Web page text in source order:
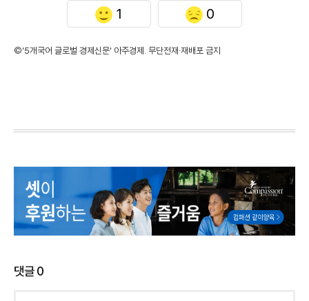
1 0
©'5개국어 글로벌 경제신문' 아주경제. 무단전재·재배포 금지
댓글0